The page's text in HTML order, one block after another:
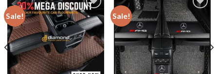
Sale!
Add to
wishlist
Sale!
Add to
wishlist